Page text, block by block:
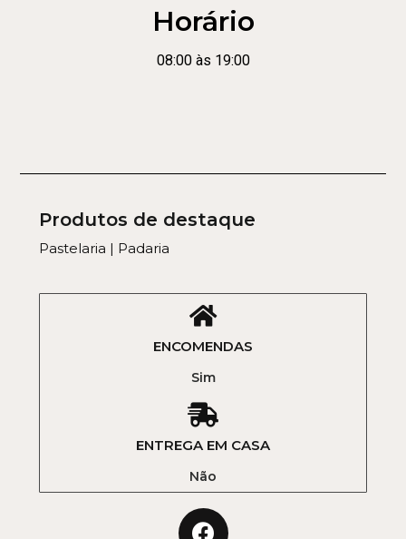
Horário
08:00 às 19:00
Produtos de destaque
Pastelaria | Padaria
ENCOMENDAS
Sim
ENTREGA EM CASA
Não